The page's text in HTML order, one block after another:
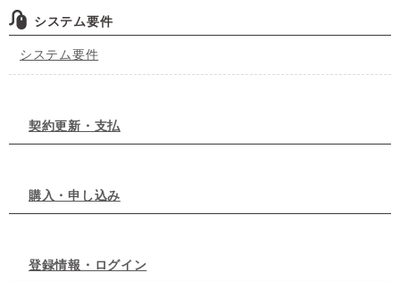
システム要件
システム要件
契約更新・支払
購入・申し込み
登録情報・ログイン